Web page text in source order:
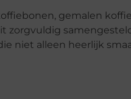
gemalen
zorgvuldig
niet alleen heerlijk